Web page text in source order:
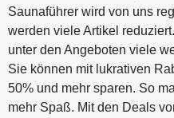
Saunaführer wird von uns
werden viele Artikel
unter den Angeboten viele
Sie können mit lukrativen
50% und mehr sparen. So
mehr Spaß. Mit den Deals